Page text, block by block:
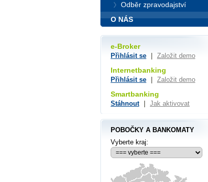
Odběr zpravodajství
O NÁS
e-Broker
Přihlásit se Založit demo
Internetbanking
Přihlásit se Založit demo
Smartbanking
Stáhnout Jak aktivovat
POBOČKY A BANKOMATY
Vyberte kraj: